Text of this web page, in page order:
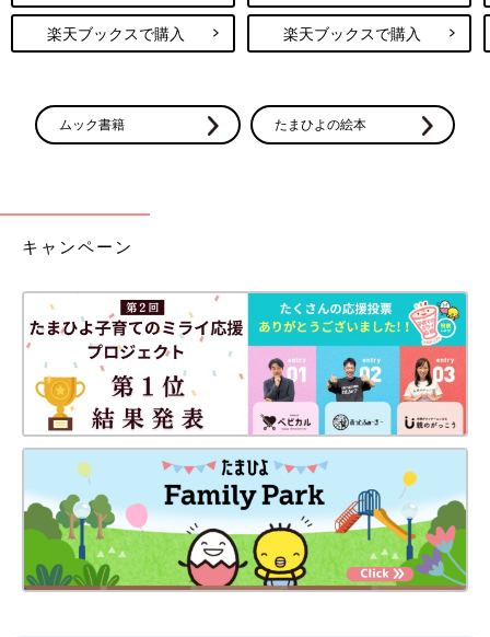
楽天ブックスで購入 楽天ブックスで購入
ムック書籍 たまひよの絵本
キャンペーン